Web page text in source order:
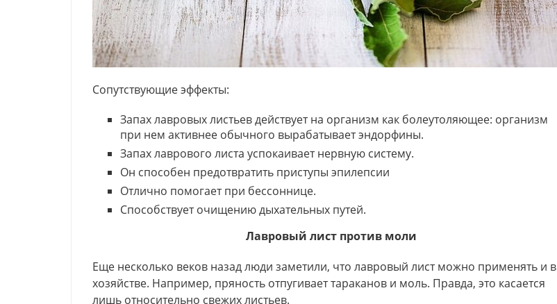
Сопутствующие эффекты:
Запах лавровых листьев действует на организм как болеутоляющее: организм
при нем активнее обычного вырабатывает эндорфины.
Запах лаврового листа успокаивает нервную систему.
Он способен предотвратить приступы эпилепсии
Отлично помогает при бессоннице.
Способствует очищению дыхательных путей.
Лавровый лист против моли
Еще несколько веков назад люди заметили, что лавровый лист можно применять и в
хозяйстве. Например, пряность отпугивает тараканов и моль. Правда, это касается
лишь относительно свежих листьев.